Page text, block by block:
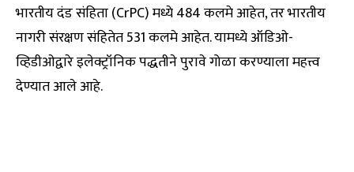
भारतीय दंड संहिता (CrPC) मध्ये 484 कलमे आहेत, तर भारतीय
नागरी संरक्षण संहितेत 531 कलमे आहेत. यामध्ये ऑडिओ-
व्हिडीओद्वारे इलेक्ट्रॉनिक पद्धतीने पुरावे गोळा करण्याला महत्त्व
देण्यात आले आहे.